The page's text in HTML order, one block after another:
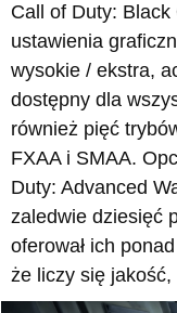
Call of Duty:
ustawienia
wysokie / ekstra,
dostępny dla
również pięć
FXAA i SMAA.
Duty: Advanced
zaledwie dziesięć
oferował ich
że liczy się jakość,